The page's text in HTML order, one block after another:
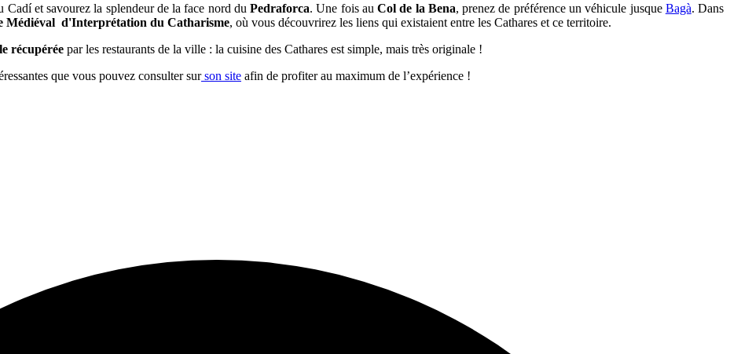
et savourez la splendeur de la face nord duPedraforca. Une fois auCol de la Bena, prenez de préférence un véhicule jusque Bagà. Dans
Médiéval d'Interprétation du Catharisme, où vous découvrirez les liens qui existaient entre les Cathares et ce territoire.
récupérée par les restaurants de la ville : la cuisine des Cathares est simple, mais très originale !
que vous pouvez consulter surson site afin de profiter au maximum de l’expérience !